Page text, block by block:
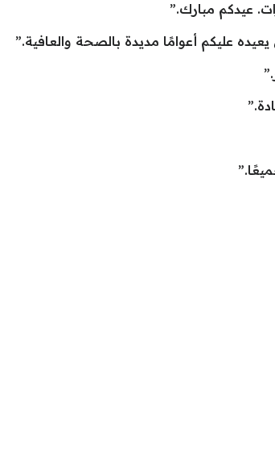
عيدكم مبارك.”
عليكم أعوامًا مديدة بالصحة والعافية.”